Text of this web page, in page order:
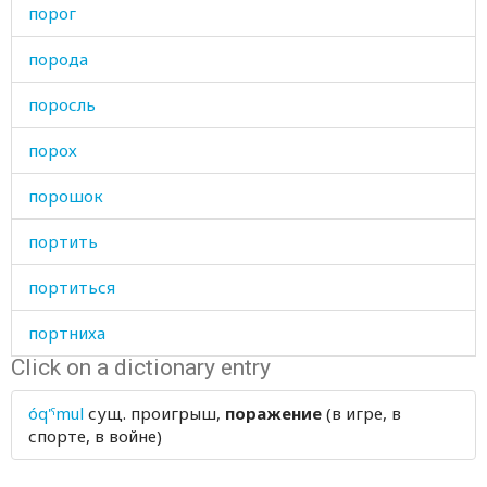
порог
порода
поросль
порох
порошок
портить
портиться
портниха
портной
поручать
Click on a dictionary entry
óq'ˤmul сущ. проигрыш, поражение (в игре, в
спорте, в войне)